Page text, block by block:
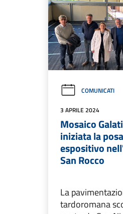
COMUNICATI
3 APRILE 2024
Mosaico
iniziata la
espositivo
San Rocco
La
tardoromana